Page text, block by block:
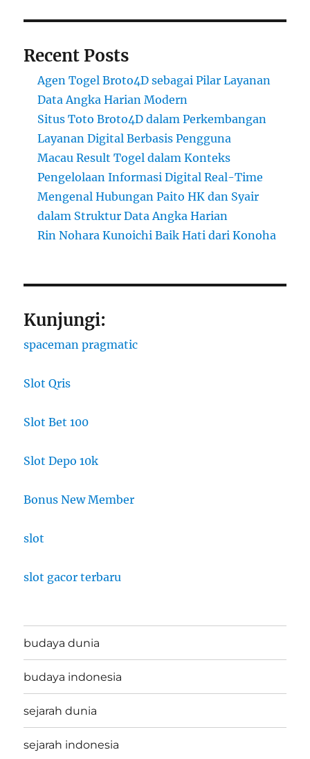
Recent Posts
Agen Togel Broto4D sebagai Pilar Layanan
Data Angka Harian Modern
Situs Toto Broto4D dalam Perkembangan
Layanan Digital Berbasis Pengguna
Macau Result Togel dalam Konteks
Pengelolaan Informasi Digital Real-Time
Mengenal Hubungan Paito HK dan Syair
dalam Struktur Data Angka Harian
Rin Nohara Kunoichi Baik Hati dari Konoha
Kunjungi:
spaceman pragmatic
Slot Qris
Slot Bet 100
Slot Depo 10k
Bonus New Member
slot
slot gacor terbaru
budaya dunia
budaya indonesia
sejarah dunia
sejarah indonesia